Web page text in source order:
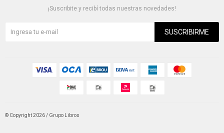
¡Suscribite y recibí todas nuestras novedades!
SUSCRIBIRME
© Copyright 2026 / Grupo Libros